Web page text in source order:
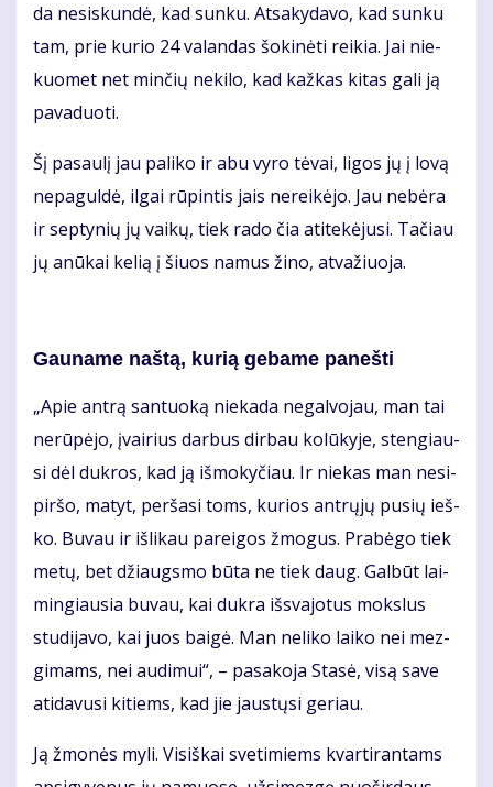
da ne­si­skun­dė, kad sun­ku. At­sa­ky­da­vo, kad sun­ku
tam, prie ku­rio 24 va­lan­das šo­ki­nė­ti rei­kia. Jai nie­
kuo­met net min­čių ne­ki­lo, kad kaž­kas ki­tas ga­li ją
pa­va­duo­ti.
Šį pa­sau­lį jau pa­li­ko ir abu vy­ro tė­vai, li­gos jų į lo­vą
ne­pa­gul­dė, il­gai rū­pin­tis jais ne­rei­kė­jo. Jau ne­bė­ra
ir sep­ty­nių jų vai­kų, tiek ra­do čia ati­te­kė­ju­si. Ta­čiau
jų anū­kai ke­lią į šiuos na­mus ži­no, at­va­žiuo­ja.
Gau­na­me naš­tą, ku­rią ge­ba­me pa­neš­ti
„Apie an­trą san­tuo­ką nie­ka­da ne­gal­vo­jau, man tai
ne­rū­pė­jo, įvai­rius dar­bus dir­bau ko­lū­ky­je, sten­giau­
si dėl duk­ros, kad ją iš­mo­ky­čiau. Ir nie­kas man ne­si­
pir­šo, ma­tyt, per­ša­si toms, ku­rios ant­rų­jų pu­sių ieš­
ko. Bu­vau ir iš­li­kau pa­rei­gos žmo­gus. Pra­bė­go tiek
me­tų, bet džiaugs­mo bū­ta ne tiek daug. Gal­būt lai­
min­giau­sia bu­vau, kai duk­ra iš­sva­jo­tus moks­lus
stu­di­ja­vo, kai juos bai­gė. Man ne­li­ko lai­ko nei mez­
gi­mams, nei au­di­mui“, – pa­sa­ko­ja Sta­sė, vi­są sa­ve
ati­da­vu­si ki­tiems, kad jie jaus­tų­si ge­riau.
Ją žmo­nės my­li. Vi­siš­kai sve­ti­miems kvar­ti­ran­tams